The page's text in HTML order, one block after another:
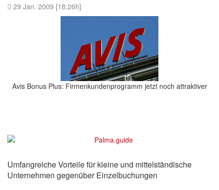
29 Jan. 2009 [18:26h]
Avis Bonus Plus: Firmenkundenprogramm jetzt noch attraktiver
Umfangreiche Vorteile für kleine und mittelständische
Unternehmen gegenüber Einzelbuchungen